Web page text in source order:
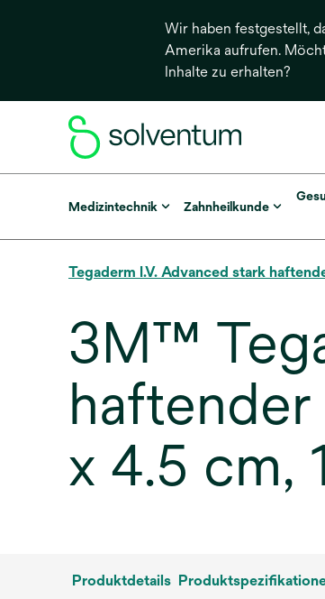
Wir haben festgestellt,
Amerika aufrufen.
Inhalte zu erhalten?
Medizintechnik Zahnheilkunde
Tegaderm I.V. Advanced stark
3M™
haftender
x 4.5 cm,
Produktdetails